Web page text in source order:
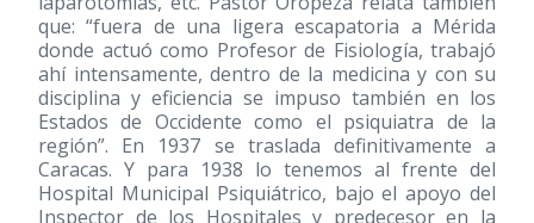
que: “fuera de una ligera escapatoria a Mérida
donde actuó como Profesor de Fisiología, trabajó
ahí intensamente, dentro de la medicina y con su
disciplina y eficiencia se impuso también en los
Estados de Occidente como el psiquiatra de la
región”. En 1937 se traslada definitivamente a
Caracas. Y para 1938 lo tenemos al frente del
Hospital Municipal Psiquiátrico, bajo el apoyo del
Inspector de los Hospitales y predecesor en la